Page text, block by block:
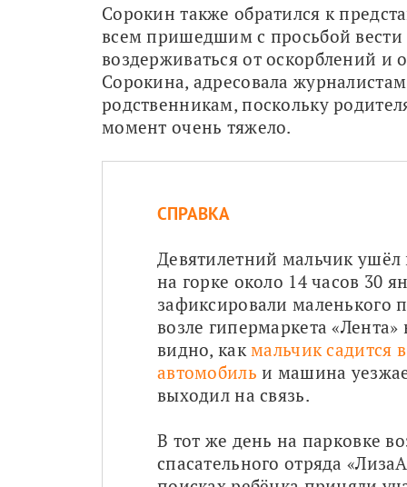
Cорокин также обратился к
всем пришедшим с просьбой вести
воздерживаться от оскорблений
Сорокина, адресовала
родственникам, поскольку
момент очень тяжело.
СПРАВКА
Девятилетний мальчик ушёл
на горке около 14 часов 30
зафиксировали маленького
возле гипермаркета
видно, как мальчик садится
автомобиль и машина
выходил на связь.
В тот же день на парковке
спасательного отряда